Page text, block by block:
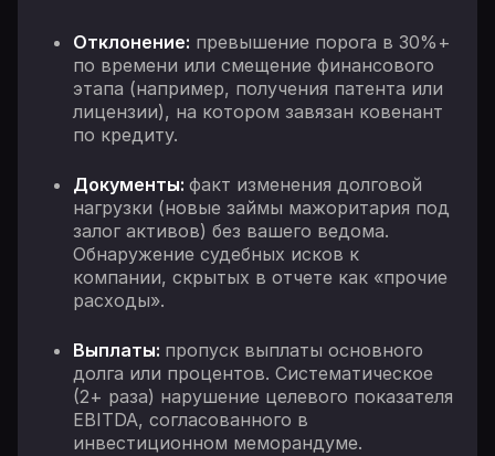
Отклонение: превышение порога в 30%+
по времени или смещение финансового
этапа (например, получения патента или
лицензии), на котором завязан ковенант
по кредиту.
Документы: факт изменения долговой
нагрузки (новые займы мажоритария под
залог активов) без вашего ведома.
Обнаружение судебных исков к
компании, скрытых в отчете как «прочие
расходы».
Выплаты: пропуск выплаты основного
долга или процентов. Систематическое
(2+ раза) нарушение целевого показателя
EBITDA, согласованного в
инвестиционном меморандуме.